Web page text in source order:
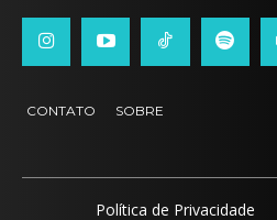
CONTATO SOBRE
Política de Privacidade